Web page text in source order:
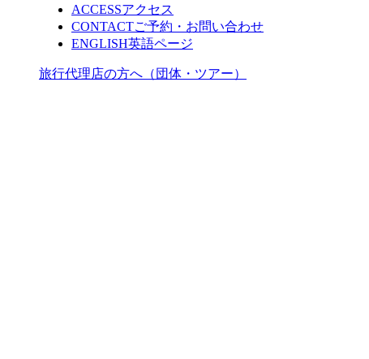
ACCESSアクセス
CONTACTご予約・お問い合わせ
ENGLISH英語ページ
旅行代理店の方へ（団体・ツアー）